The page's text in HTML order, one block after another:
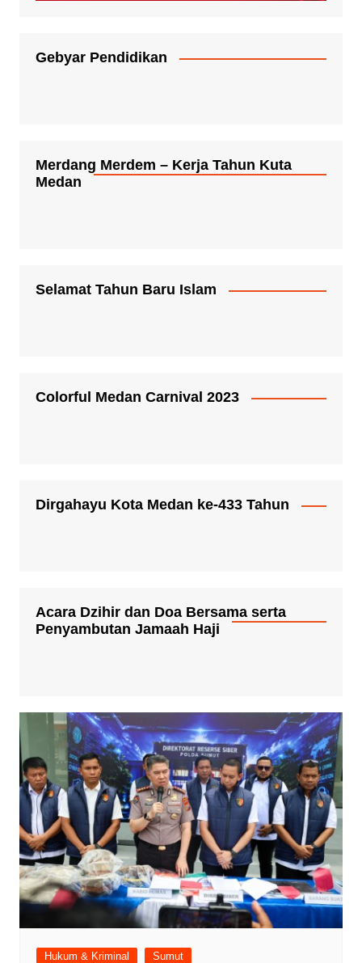
Gebyar Pendidikan
Merdang Merdem – Kerja Tahun Kuta
Medan
Selamat Tahun Baru Islam
Colorful Medan Carnival 2023
Dirgahayu Kota Medan ke-433 Tahun
Acara Dzihir dan Doa Bersama serta
Penyambutan Jamaah Haji
Hukum & Kriminal Sumut